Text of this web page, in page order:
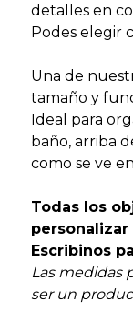
detalles en
Podes elegir
Una de
tamaño y
Ideal para
baño, arriba
como se ve
Todas los
Escribinos
Las medidas
ser un